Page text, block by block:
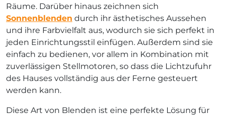
Räume. Darüber hinaus zeichnen sich
Sonnenblenden durch ihr ästhetisches Aussehen
und ihre Farbvielfalt aus, wodurch sie sich perfekt in
jeden Einrichtungsstil einfügen. Außerdem sind sie
einfach zu bedienen, vor allem in Kombination mit
zuverlässigen Stellmotoren, so dass die Lichtzufuhr
des Hauses vollständig aus der Ferne gesteuert
werden kann.
Diese Art von Blenden ist eine perfekte Lösung für